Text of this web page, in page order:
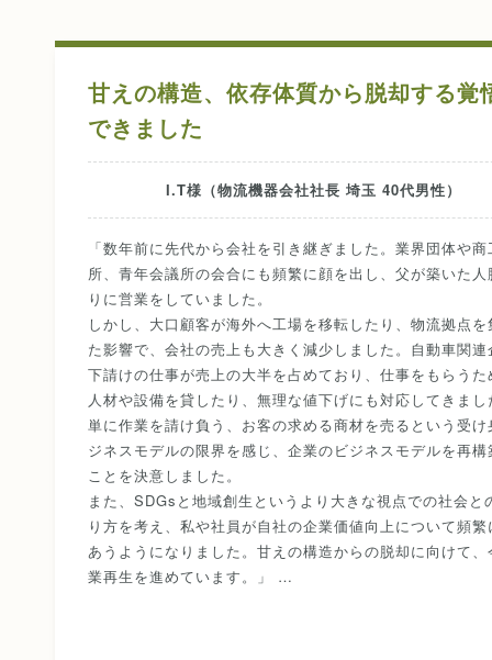
甘えの構造、依存体質から脱却する覚
できました
I.T様（物流機器会社社長 埼玉 40代男性）
「数年前に先代から会社を引き継ぎました。業界団体や
所、青年会議所の会合にも頻繁に顔を出し、父が築いた人
りに営業をしていました。
しかし、大口顧客が海外へ工場を移転したり、物流拠点
た影響で、会社の売上も大きく減少しました。自動車関連
下請けの仕事が売上の大半を占めており、仕事をもらうた
人材や設備を貸したり、無理な値下げにも対応してきま
単に作業を請け負う、お客の求める商材を売るという受け
ジネスモデルの限界を感じ、企業のビジネスモデルを再構
ことを決意しました。
また、SDGsと地域創生というより大きな視点での社会と
り方を考え、私や社員が自社の企業価値向上について頻
あうようになりました。甘えの構造からの脱却に向けて、
業再生を進めています。」 …